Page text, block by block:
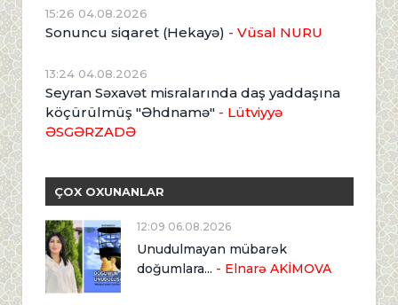
15:26 04.08.2026
Sonuncu siqaret (Hekayə) - Vüsal NURU
13:24 04.08.2026
Seyran Səxavət misralarında daş yaddaşına
köçürülmüş "Əhdnamə" - Lütviyyə
ƏSGƏRZADƏ
ÇOX OXUNANLAR
12:09 06.08.2026
Unudulmayan mübarək
doğumlara... - Elnarə AKİMOVA